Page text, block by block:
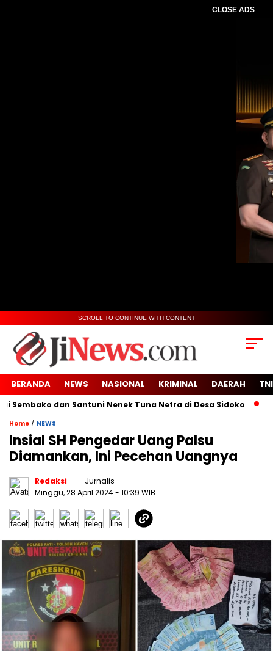
CLOSE ADS
SCROLL TO CONTINUE WITH CONTENT
BERANDA NEWS NASIONAL KRIMINAL DAERAH
dan Santuni Nenek Tuna Netra di Desa Sidoko Viral
Home / NEWS
Insial SH Pengedar Uang Palsu
Diamankan, Ini Pecehan Uangnya
Redaksi
- Jurnalis
Minggu, 28 April 2024- 10:39 WIB